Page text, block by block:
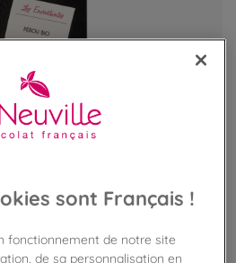
BIO 100% Pérou
BIO d'origine Pérou
sont Français !
fonctionnement de notre site
de sa personnalisation en